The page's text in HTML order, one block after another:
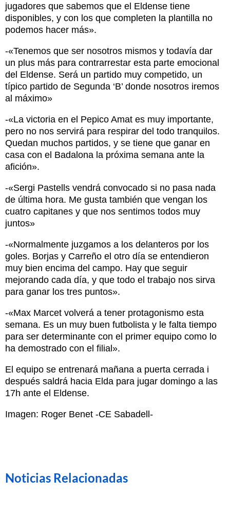
jugadores que sabemos que el Eldense tiene
disponibles, y con los que completen la plantilla no
podemos hacer más».
-«Tenemos que ser nosotros mismos y todavía dar
un plus más para contrarrestar esta parte emocional
del Eldense. Será un partido muy competido, un
típico partido de Segunda ‘B’ donde nosotros iremos
al máximo»
-«La victoria en el Pepico Amat es muy importante,
pero no nos servirá para respirar del todo tranquilos.
Quedan muchos partidos, y se tiene que ganar en
casa con el Badalona la próxima semana ante la
afición».
-«Sergi Pastells vendrá convocado si no pasa nada
de última hora. Me gusta también que vengan los
cuatro capitanes y que nos sentimos todos muy
juntos»
-«Normalmente juzgamos a los delanteros por los
goles. Borjas y Carreño el otro día se entendieron
muy bien encima del campo. Hay que seguir
mejorando cada día, y que todo el trabajo nos sirva
para ganar los tres puntos».
-«Max Marcet volverá a tener protagonismo esta
semana. Es un muy buen futbolista y le falta tiempo
para ser determinante con el primer equipo como lo
ha demostrado con el filial».
El equipo se entrenará mañana a puerta cerrada i
después saldrá hacia Elda para jugar domingo a las
17h ante el Eldense.
Imagen: Roger Benet -CE Sabadell-
Noticias Relacionadas